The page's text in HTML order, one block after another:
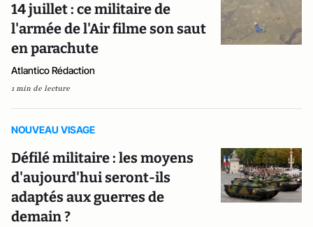
14 juillet : ce militaire de
l'armée de l'Air filme son saut
en parachute
Atlantico Rédaction
1 min de lecture
NOUVEAU VISAGE
Défilé militaire : les moyens
d'aujourd'hui seront-ils
adaptés aux guerres de
demain ?